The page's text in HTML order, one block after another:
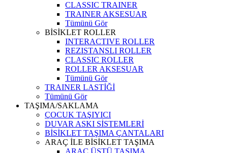
CLASSIC TRAINER
TRAINER AKSESUAR
Tümünü Gör
BİSİKLET ROLLER
INTERACTIVE ROLLER
REZISTANSLI ROLLER
CLASSIC ROLLER
ROLLER AKSESUAR
Tümünü Gör
TRAINER LASTİĞİ
Tümünü Gör
TAŞIMA/SAKLAMA
ÇOCUK TAŞIYICI
DUVAR ASKI SİSTEMLERİ
BİSİKLET TAŞIMA ÇANTALARI
ARAÇ İLE BİSİKLET TAŞIMA
ARAÇ ÜSTÜ TAŞIMA